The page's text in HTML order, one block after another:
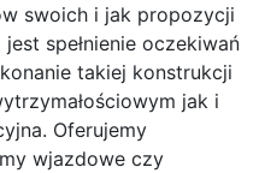
swoich i jak propozycji
spełnienie oczekiwań
takiej konstrukcji
jak i
Oferujemy
wjazdowe czy